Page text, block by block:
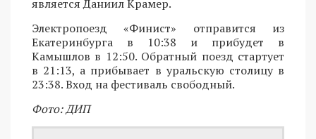
является Даниил Крамер.
Электропоезд «Финист» отправится из
Екатеринбурга в 10:38 и прибудет в
Камышлов в 12:50. Обратный поезд стартует
в 21:13, а прибывает в уральскую столицу в
23:38. Вход на фестиваль свободный.
Фото: ДИП